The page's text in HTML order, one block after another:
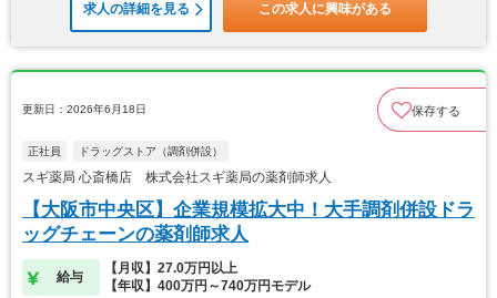
求人の詳細を見る この求人に興味がある
更新日：2026年6月18日 保存する
正社員 ドラッグストア（調剤併設）
スギ薬局 心斎橋店 株式会社スギ薬局の薬剤師求人
【大阪市中央区】企業規模拡大中！大手調剤併設ドラ
ッグチェーンの薬剤師求人
給与
【月収】27.0万円以上
【年収】400万円～740万円モデル